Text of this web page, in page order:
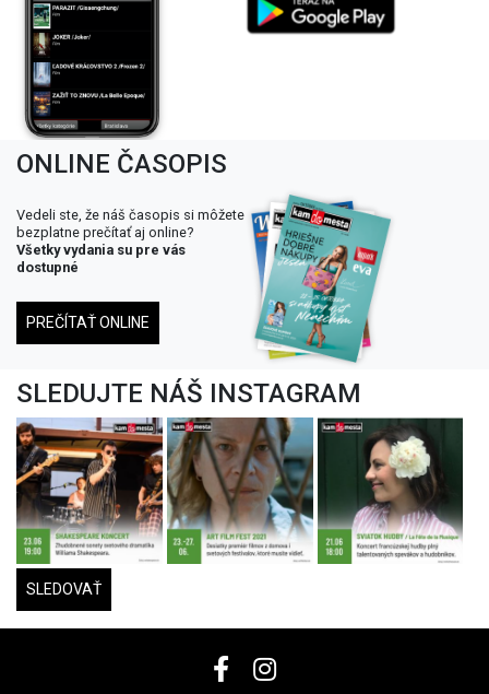
ONLINE ČASOPIS
Vedeli ste, že náš časopis si môžete
bezplatne prečítať aj online?
Všetky vydania su pre vás
dostupné
PREČÍTAŤ ONLINE
SLEDUJTE NÁŠ INSTAGRAM
SLEDOVAŤ